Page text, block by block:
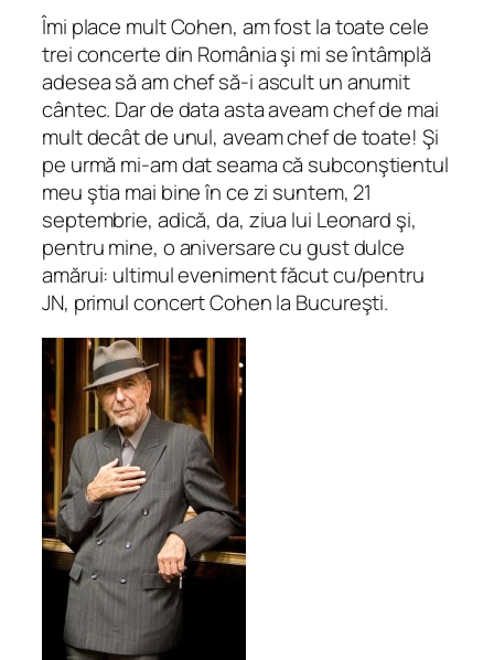
Îmi place mult Cohen, am fost la toate cele
trei concerte din România şi mi se întâmplă
adesea să am chef să-i ascult un anumit
cântec. Dar de data asta aveam chef de mai
mult decât de unul, aveam chef de toate! Şi
pe urmă mi-am dat seama că subconştientul
meu ştia mai bine în ce zi suntem, 21
septembrie, adică, da, ziua lui Leonard şi,
pentru mine, o aniversare cu gust dulce
amărui: ultimul eveniment făcut cu/pentru
JN, primul concert Cohen la Bucureşti.